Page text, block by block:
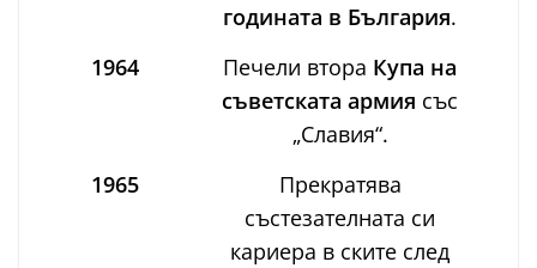
годината в България.
1964
Печели втора Купа на
съветската армия със
„Славия“.
1965
Прекратява
състезателната си
кариера в ските след